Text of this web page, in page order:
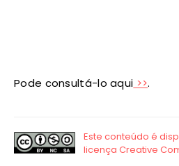
Pode consultá-lo aqui >>.